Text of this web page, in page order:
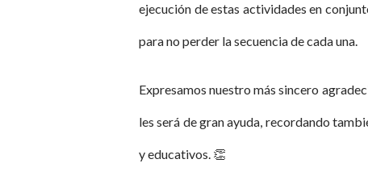
ejecución de estas actividades en
para no perder la secuencia de cada una.
Expresamos nuestro más sincero
les será de gran ayuda, recordando
y educativos. 👏